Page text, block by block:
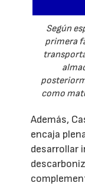
Según
primera
como
Además,
encaja
desarrollar